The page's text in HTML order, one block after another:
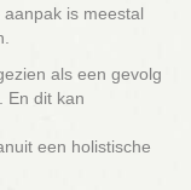
is meestal
als een gevolg
En dit kan
een holistische